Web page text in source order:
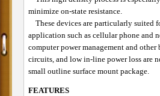
minimize on-state resistance.
These devices are particularly suited
application such as cellular phone and
computer power management and other
circuits, and low in-line power loss are
small outline surface mount package.
FEATURES